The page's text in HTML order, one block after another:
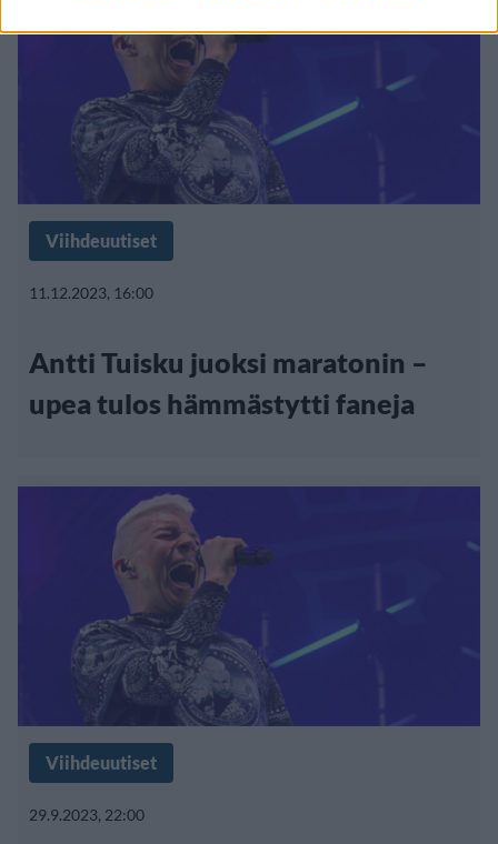
Viihdeuutiset
11.12.2023, 16:00
Antti Tuisku juoksi maratonin –
upea tulos hämmästytti faneja
Viihdeuutiset
29.9.2023, 22:00